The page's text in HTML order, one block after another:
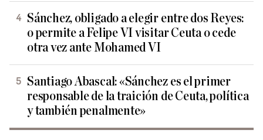
Sánchez, obligado a elegir entre dos Reyes:
o permite a Felipe VI visitar Ceuta o cede
otra vez ante Mohamed VI
Santiago Abascal: «Sánchez es el primer
responsable de la traición de Ceuta, política
y también penalmente»